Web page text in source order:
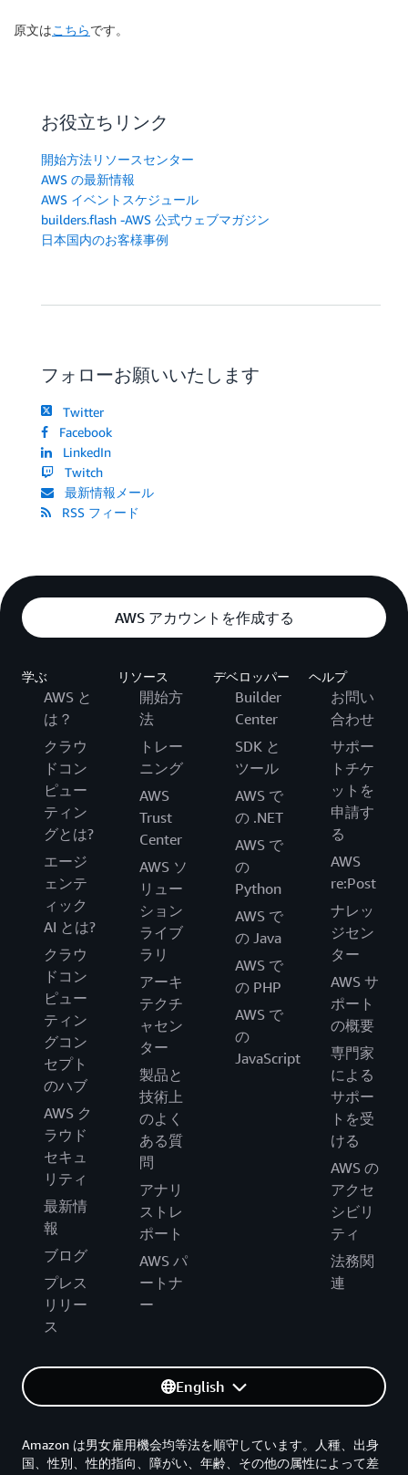
原文はこちらです。
お役立ちリンク
開始方法リソースセンター
AWS の最新情報
AWS イベントスケジュール
builders.flash -AWS 公式ウェブマガジン
日本国内のお客様事例
フォローお願いいたします
Twitter
Facebook
LinkedIn
Twitch
最新情報メール
RSS フィード
AWS アカウントを作成する
学ぶ
AWS と
は？
クラウ
ドコン
ピュー
ティン
グとは?
エージ
ェンテ
ィック
AI とは?
クラウ
ドコン
ピュー
ティン
グコン
セプト
のハブ
AWS ク
ラウド
セキュ
リティ
最新情
報
ブログ
プレス
リリー
ス
リソース
開始方
法
トレー
ニング
AWS
Trust
Center
AWS ソ
リュー
ション
ライブ
ラリ
アーキ
テクチ
ャセン
ター
製品と
技術上
のよく
ある質
問
アナリ
ストレ
ポート
AWS パ
ートナ
ー
デベロッパー
Builder
Center
SDK と
ツール
AWS で
の .NET
AWS で
の
Python
AWS で
の Java
AWS で
の PHP
AWS で
の
JavaScript
ヘルプ
お問い
合わせ
サポー
トチケ
ットを
申請す
る
AWS
re:Post
ナレッ
ジセン
ター
AWS サ
ポート
の概要
専門家
による
サポー
トを受
ける
AWS の
アクセ
シビリ
ティ
法務関
連
English
Amazon は男女雇用機会均等法を順守しています。人種、出身
国、性別、性的指向、障がい、年齢、その他の属性によって差